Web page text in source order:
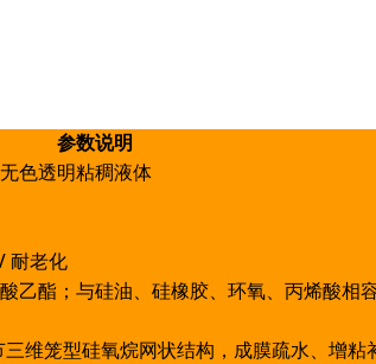
参数说明
色透明粘稠液体
耐老化
乙酯；与硅油、硅橡胶、环氧、丙烯酸相
维笼型硅氧烷网状结构，成膜疏水、增粘